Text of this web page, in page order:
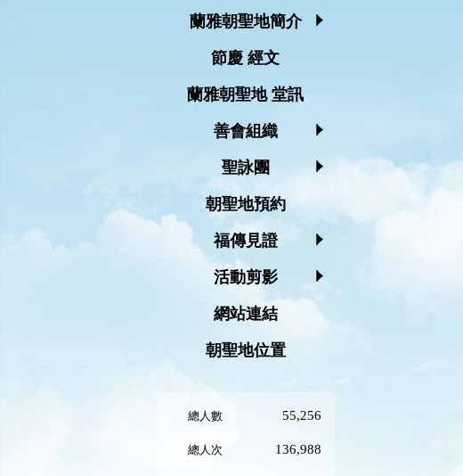
蘭雅朝聖地簡介
節慶 經文
蘭雅朝聖地 堂訊
善會組織
聖詠團
朝聖地預約
福傳見證
活動剪影
網站連結
朝聖地位置
總人數 55,256
總人次 136,988